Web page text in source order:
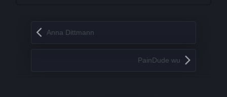
Запись навигация
Anna Dittmann
PainDude wu